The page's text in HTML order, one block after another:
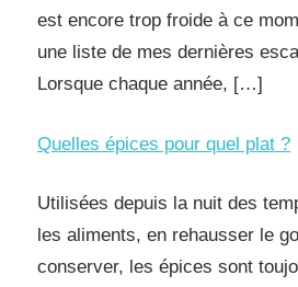
est encore trop froide à ce
une liste de mes dernières
Lorsque chaque année, […]
Quelles épices pour quel plat ?
Utilisées depuis la nuit des
les aliments, en rehausser le
conserver, les épices sont